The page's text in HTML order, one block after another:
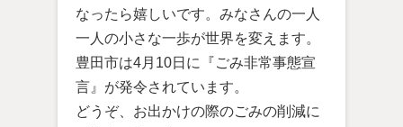
なったら嬉しいです。みなさんの一人
一人の小さな一歩が世界を変えます。
豊田市は4月10日に『ごみ非常事態宣
言』が発令されています。
どうぞ、お出かけの際のごみの削減に